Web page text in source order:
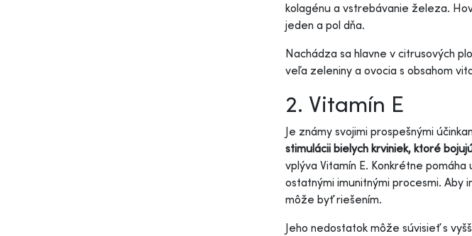
kolagénu a vstrebávanie železa.
jeden a pol dňa.
Nachádza sa hlavne v citrusových
veľa zeleniny a ovocia s obsahom
2. Vitamín E
Je známy svojimi prospešnými
stimulácii bielych krviniek, ktoré
vplýva Vitamín E. Konkrétne
ostatnými imunitnými procesmi. Aby
môže byť riešením.
Jeho nedostatok môže súvisieť s